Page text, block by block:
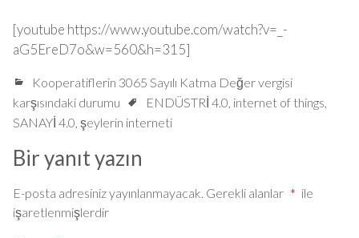
[youtube https://www.youtube.com/watch?v=_-
aG5EreD7o&w=560&h=315]
Kooperatiflerin 3065 Sayılı Katma Değer vergisi
karşısındaki durumu
ENDÜSTRİ 4.0, internet of things,
SANAYİ 4.0, şeylerin interneti
Bir yanıt yazın
E-posta adresiniz yayınlanmayacak. Gerekli alanlar * ile
işaretlenmişlerdir